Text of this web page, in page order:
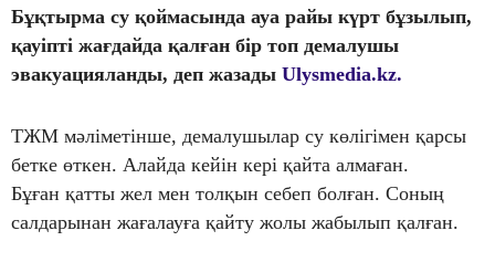
Бұқтырма су қоймасында ауа райы күрт бұзылып,
қауіпті жағдайда қалған бір топ демалушы
эвакуацияланды, деп жазады Ulysmedia.kz.
ТЖМ мәліметінше, демалушылар су көлігімен қарсы
бетке өткен. Алайда кейін кері қайта алмаған.
Бұған қатты жел мен толқын себеп болған. Соның
салдарынан жағалауға қайту жолы жабылып қалған.